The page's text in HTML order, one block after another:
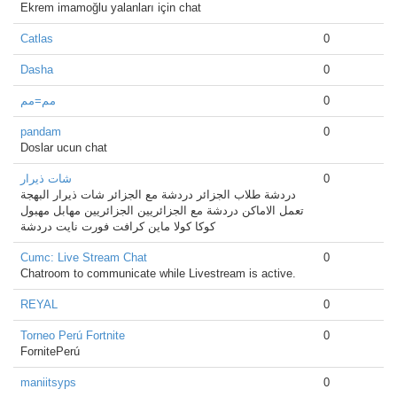
Ekrem imamoğlu yalanları için chat
Catlas 0
Dasha 0
مم=مم 0
pandam
Doslar ucun chat
0
شات ذيرار
دردشة طلاب الجزائر دردشة مع الجزائر شات ذيرار البهجة
تعمل الاماكن دردشة مع الجزائريين الجزائريين مهابل مهبول
كوكا كولا ماين كرافت فورت نايت دردشة
0
Cumc: Live Stream Chat
Chatroom to communicate while Livestream is active.
0
REYAL 0
Torneo Perú Fortnite
FornitePerú
0
maniitsyps 0